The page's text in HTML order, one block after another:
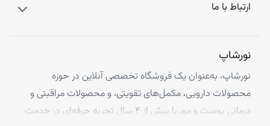
ارتباط با ما
نورشاپ
نورشاپ، به‌عنوان یک فروشگاه تخصصی آنلاین در حوزه
محصولات دارویی، مکمل‌های تقویتی، و محصولات مراقبتی و
درمانی پوست و مو، با بیش از ۴ سال تجربه حرفه‌ای در خدمت